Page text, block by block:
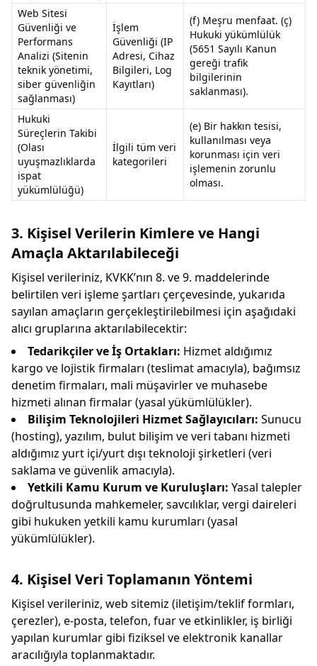
Web Sitesi
Güvenliği ve
Performans
Analizi (Sitenin
teknik yönetimi,
siber güvenliğin
sağlanması)
İşlem
Güvenliği (IP
Adresi, Cihaz
Bilgileri, Log
Kayıtları)
(f) Meşru menfaat. (ç)
Hukuki yükümlülük
(5651 Sayılı Kanun
gereği trafik
bilgilerinin
saklanması).
Hukuki
Süreçlerin Takibi
(Olası
uyuşmazlıklarda
ispat
yükümlülüğü)
İlgili tüm veri
kategorileri
(e) Bir hakkın tesisi,
kullanılması veya
korunması için veri
işlemenin zorunlu
olması.
3. Kişisel Verilerin Kimlere ve Hangi
Amaçla Aktarılabileceği
Kişisel verileriniz, KVKK’nın 8. ve 9. maddelerinde
belirtilen veri işleme şartları çerçevesinde, yukarıda
sayılan amaçların gerçekleştirilebilmesi için aşağıdaki
alıcı gruplarına aktarılabilecektir:
Tedarikçiler ve İş Ortakları: Hizmet aldığımız
kargo ve lojistik firmaları (teslimat amacıyla), bağımsız
denetim firmaları, mali müşavirler ve muhasebe
hizmeti alınan firmalar (yasal yükümlülükler).
Bilişim Teknolojileri Hizmet Sağlayıcıları: Sunucu
(hosting), yazılım, bulut bilişim ve veri tabanı hizmeti
aldığımız yurt içi/yurt dışı teknoloji şirketleri (veri
saklama ve güvenlik amacıyla).
Yetkili Kamu Kurum ve Kuruluşları: Yasal talepler
doğrultusunda mahkemeler, savcılıklar, vergi daireleri
gibi hukuken yetkili kamu kurumları (yasal
yükümlülükler).
4. Kişisel Veri Toplamanın Yöntemi
Kişisel verileriniz, web sitemiz (iletişim/teklif formları,
çerezler), e-posta, telefon, fuar ve etkinlikler, iş birliği
yapılan kurumlar gibi fiziksel ve elektronik kanallar
aracılığıyla toplanmaktadır.